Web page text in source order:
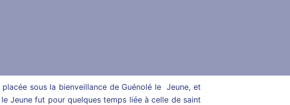
sous la bienveillance de Guénolé le Jeune, et
Jeune fut pour quelques temps liée à celle de saint